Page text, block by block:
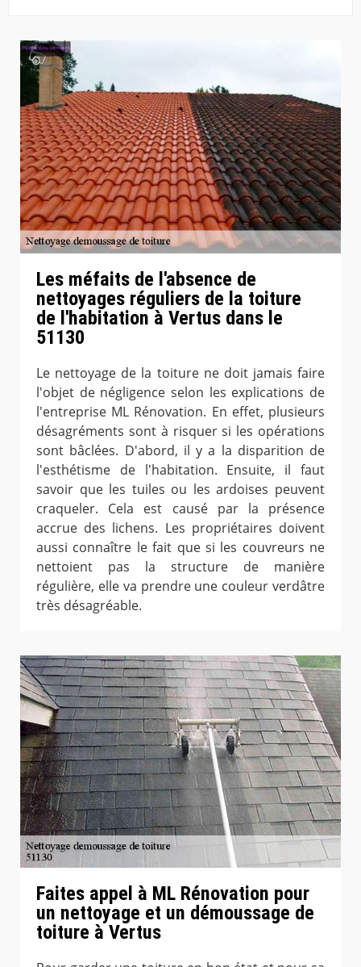
Les méfaits de l'absence de
nettoyages réguliers de la toiture
de l'habitation à Vertus dans le
51130
Le nettoyage de la toiture ne doit jamais faire
l'objet de négligence selon les explications de
l'entreprise ML Rénovation. En effet, plusieurs
désagréments sont à risquer si les opérations
sont bâclées. D'abord, il y a la disparition de
l'esthétisme de l'habitation. Ensuite, il faut
savoir que les tuiles ou les ardoises peuvent
craqueler. Cela est causé par la présence
accrue des lichens. Les propriétaires doivent
aussi connaître le fait que si les couvreurs ne
nettoient pas la structure de manière
régulière, elle va prendre une couleur verdâtre
très désagréable.
Faites appel à ML Rénovation pour
un nettoyage et un démoussage de
toiture à Vertus